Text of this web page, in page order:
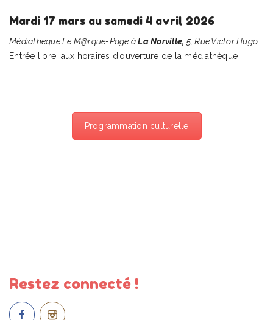
Mardi 17 mars au samedi 4 avril 2026
Médiathèque Le M@rque-Page àLa Norville, 5, Rue Victor Hugo
Entrée libre, aux horaires d’ouverture de la médiathèque
Programmation culturelle
Restez connecté !